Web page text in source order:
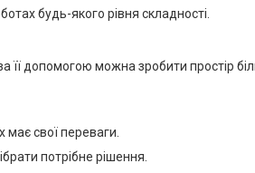
будь-якого рівня складності.
допомогою можна зробити простір
має свої переваги.
потрібне рішення.